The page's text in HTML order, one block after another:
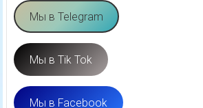
Мы в Telegram
Мы в Tik Tok
Мы в Facebook